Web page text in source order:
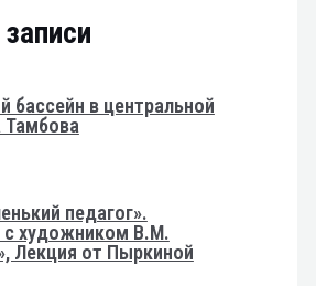
бассейн в центральной
Тамбова
педагог».
с художником В.М.
Лекция от Пыркиной